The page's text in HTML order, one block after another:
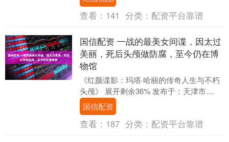
备“量子计....
查看： 141 分类： 配资平台靠谱
国信配资 一战的最美女间谍，因太过
美丽，死后头颅做防腐，至今仍在博
物馆
《红颜谍影：玛塔·哈丽的传奇人生与不朽
头颅》 展开剩余36% 发布于：天津市....
国信配资
查看： 187 分类： 配资平台靠谱